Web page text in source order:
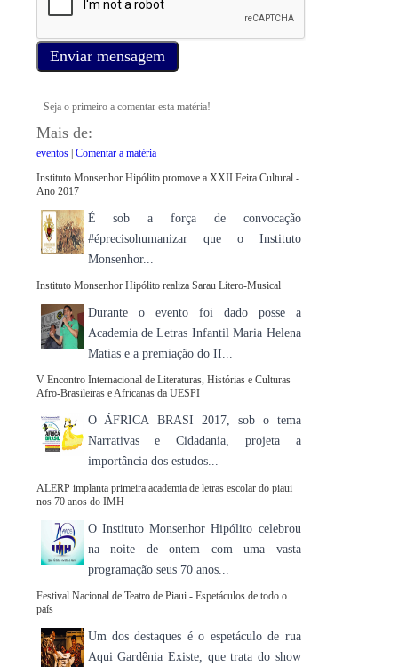
Enviar mensagem
Seja o primeiro a comentar esta matéria!
Mais de:
eventos| Comentar a matéria
Instituto Monsenhor Hipólito promove a XXII Feira Cultural -
Ano 2017
É sob a força de convocação
#éprecisohumanizar que o Instituto
Monsenhor...
Instituto Monsenhor Hipólito realiza Sarau Lítero-Musical
Durante o evento foi dado posse a
Academia de Letras Infantil Maria Helena
Matias e a premiação do II...
V Encontro Internacional de Literaturas, Histórias e Culturas
Afro-Brasileiras e Africanas da UESPI
O ÁFRICA BRASI 2017, sob o tema
Narrativas e Cidadania, projeta a
importância dos estudos...
ALERP implanta primeira academia de letras escolar do piaui
nos 70 anos do IMH
O Instituto Monsenhor Hipólito celebrou
na noite de ontem com uma vasta
programação seus 70 anos...
Festival Nacional de Teatro de Piaui - Espetáculos de todo o
país
Um dos destaques é o espetáculo de rua
Aqui Gardênia Existe, que trata do show